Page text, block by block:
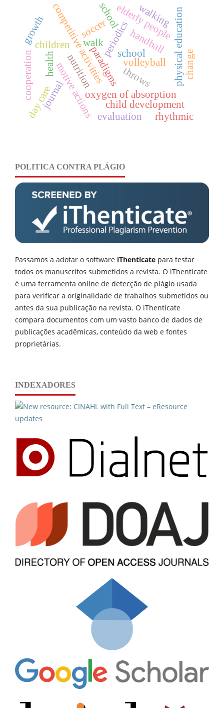
motive actions
competitive activities throws
handball
volleyball
paradigms
journal
periodics physical education
health
children
oxygen of absorption
walk
elderly people
child development
day care
cooperation change
school
evaluation
soccer
nutrition
growth walking
rhythmic
school
POLITICA CONTRA PLÁGIO
Passamos a adotar o software iThenticate para testar
todos os manuscritos submetidos a revista. O iThenticate
é uma ferramenta online de detecção de plágio usada
para verificar a originalidade de trabalhos submetidos ou
antes da sua publicação na revista. O iThenticate
compara documentos com um vasto banco de dados de
publicações acadêmicas, conteúdo da web e fontes
proprietárias.
INDEXADORES